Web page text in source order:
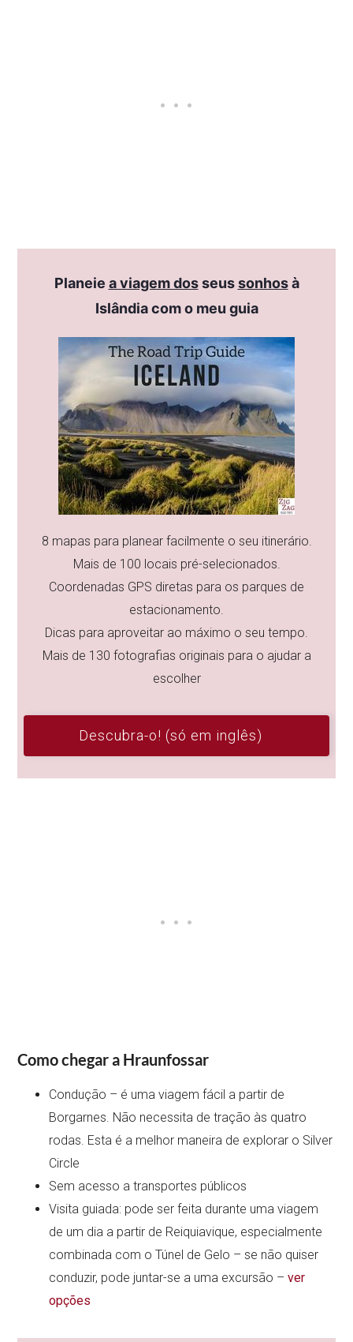
Planeie a viagem dosseussonhosà
Islândia com o meu guia
8 mapas para planear facilmente o seu itinerário.
Mais de 100 locais pré-selecionados.
Coordenadas GPS diretas para os parques de
estacionamento.
Dicas para aproveitar ao máximo o seu tempo.
Mais de 130 fotografias originais para o ajudar a
escolher
Descubra-o! (só em inglês)
Como chegar a Hraunfossar
Condução – é uma viagem fácil a partir de
Borgarnes. Não necessita de tração às quatro
rodas. Esta é a melhor maneira de explorar o Silver
Circle
Sem acesso a transportes públicos
Visita guiada: pode ser feita durante uma viagem
de um dia a partir de Reiquiavique, especialmente
combinada com o Túnel de Gelo – se não quiser
conduzir, pode juntar-se a uma excursão –ver
opções